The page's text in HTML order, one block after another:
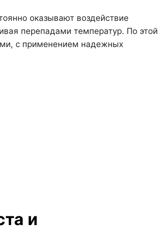
оказывают воздействие
перепадами температур. По этой
с применением надежных
и